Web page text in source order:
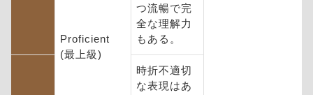
Proficient
(最上級)
つ流暢で完
全な理解力
もある。
時折不適切
な表現はあ